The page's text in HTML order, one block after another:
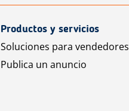
Productos y servicios
Soluciones para vendedores
Publica un anuncio